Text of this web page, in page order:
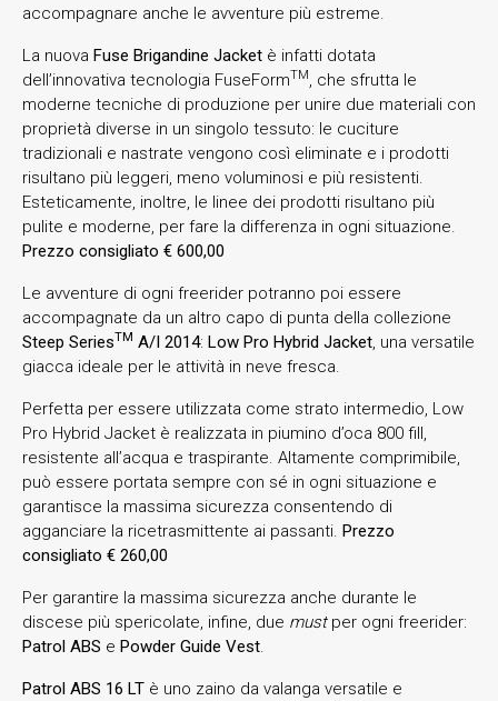
accompagnare anche le avventure più estreme.
La nuova Fuse Brigandine Jacket è infatti dotata
dell’innovativa tecnologia FuseFormTM, che sfrutta le
moderne tecniche di produzione per unire due materiali con
proprietà diverse in un singolo tessuto: le cuciture
tradizionali e nastrate vengono così eliminate e i prodotti
risultano più leggeri, meno voluminosi e più resistenti.
Esteticamente, inoltre, le linee dei prodotti risultano più
pulite e moderne, per fare la differenza in ogni situazione.
Prezzo consigliato € 600,00
Le avventure di ogni freerider potranno poi essere
accompagnate da un altro capo di punta della collezione
Steep SeriesTM A/I 2014: Low Pro Hybrid Jacket, una versatile
giacca ideale per le attività in neve fresca.
Perfetta per essere utilizzata come strato intermedio, Low
Pro Hybrid Jacket è realizzata in piumino d’oca 800 fill,
resistente all’acqua e traspirante. Altamente comprimibile,
può essere portata sempre con sé in ogni situazione e
garantisce la massima sicurezza consentendo di
agganciare la ricetrasmittente ai passanti. Prezzo
consigliato € 260,00
Per garantire la massima sicurezza anche durante le
discese più spericolate, infine, due mustper ogni freerider:
Patrol ABS e Powder Guide Vest.
Patrol ABS 16 LT è uno zaino da valanga versatile e